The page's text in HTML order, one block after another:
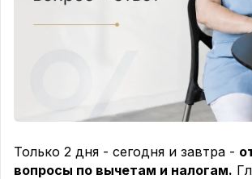
Только 2 дня - сегодня и завтра -
вопросы по вычетам и налогам.